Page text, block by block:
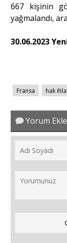
667 kişinin
yağmalandı,
30.06.2023
Fransa hak
Yorum Ekle